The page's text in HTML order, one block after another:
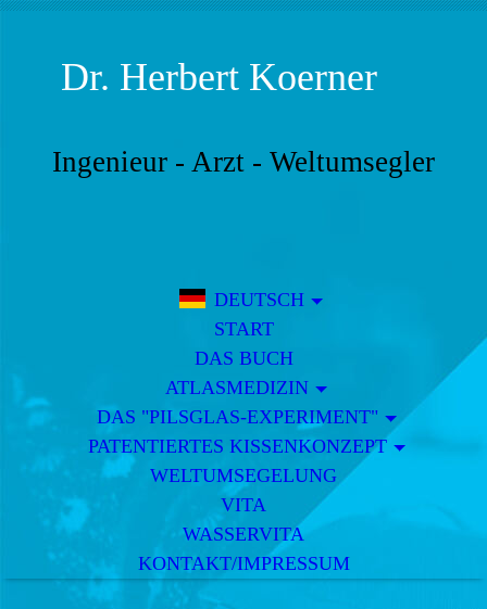
Dr. Herbert Koerner
Ingenieur - Arzt - Weltumsegler
DEUTSCH
START
DAS BUCH
ATLASMEDIZIN
DAS "PILSGLAS-EXPERIMENT"
PATENTIERTES KISSENKONZEPT
WELTUMSEGELUNG
VITA
WASSERVITA
KONTAKT/IMPRESSUM